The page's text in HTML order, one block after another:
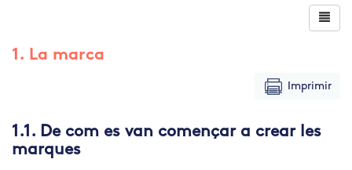
1. La marca
Imprimir
1.1. De com es van començar a crear les
marques